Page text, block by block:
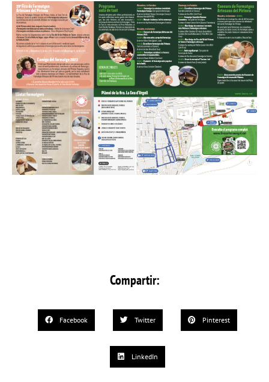
Compartir:
Facebook Twitter Pinterest
LinkedIn